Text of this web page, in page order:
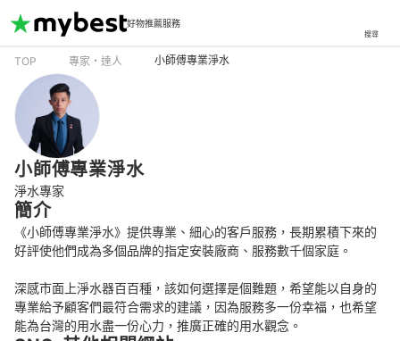
好物推薦服務
搜尋
TOP 專家・達人 小師傅專業淨水
小師傅專業淨水
淨水專家
簡介
《小師傅專業淨水》提供專業、細心的客戶服務，長期累積下來的
好評使他們成為多個品牌的指定安裝廠商、服務數千個家庭。
深感市面上淨水器百百種，該如何選擇是個難題，希望能以自身的
專業給予顧客們最符合需求的建議，因為服務多一份幸福，也希望
能為台灣的用水盡一份心力，推廣正確的用水觀念。